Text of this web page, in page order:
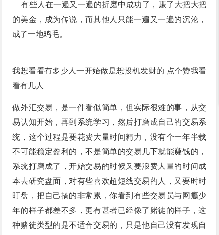
有些人在一遍又一遍的折磨中成功了，赚了大把大把
的美金，成为传说，而其他人只能一遍又一遍的沉沦，
成了一地鸡毛。
我想看看有多少人一开始做是想投机发财的 点个赞我看
看有几人
做外汇交易，是一件看似简单，但实际很难的事，从交
易认知开始，再到系统学习，然后打磨成自己的交易系
统，这个过程是要花费大量时间精力，没有个一年半载
不可能稳定盈利的，不是简单的交易几下就能赚钱的，
系统打磨成了，开始交易的时候又要浪费大量的时间成
本去研究盘面，对有些喜欢超短线交易的人，又要时时
盯盘，把自己搞的非常累，你看到有些交易员与网瘾少
年的样子都差不多，更有甚者已经像了赌徒的样子，这
种赌徒类型的是不适合交易的，只是他自己没有发现自